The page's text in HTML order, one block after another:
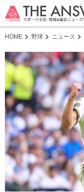
HOME 野球 ニュース